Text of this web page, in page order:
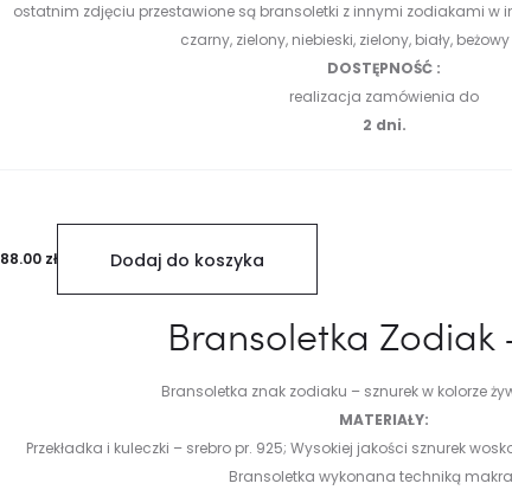
ostatnim zdjęciu przestawione są bransoletki z innymi zodiakami w
czarny, zielony, niebieski, zielony, biały,
DOSTĘPNOŚĆ :
realizacja zamówienia do
2 dni.
88.00 zł Dodaj do koszyka
Bransoletka Zodiak
Bransoletka znak zodiaku – sznurek w kolorze
MATERIAŁY:
Przekładka i kuleczki – srebro pr. 925; Wysokiej jakości sznurek
Bransoletka wykonana techniką